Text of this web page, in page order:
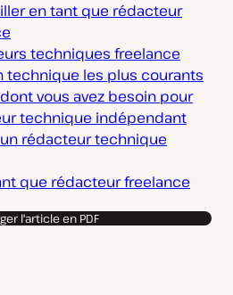
l
i
d
é
o
en tant que rédacteur
techniques freelance
technique les plus courants
vous avez besoin pour
technique indépendant
rédacteur technique
que rédacteur freelance
l'article en PDF